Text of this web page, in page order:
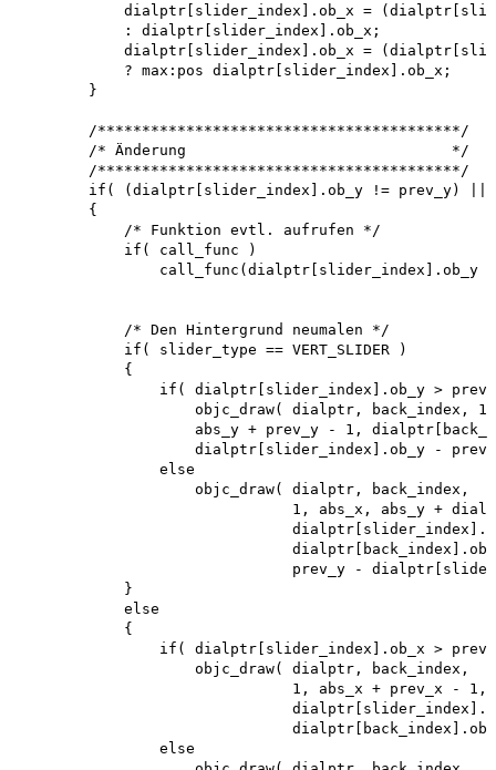
dialptr[slider_index].ob_x =
            : dialptr[slider_index].ob_x;
dialptr[slider_index].ob_x =
            ? max:pos dialptr[slider_index].ob_x;
        }
        /*****************************************/
        /* Änderung                              */
        /*****************************************/
if( (dialptr[slider_index].ob_y != prev_y)
        {
            /* Funktion evtl. aufrufen */
            if( call_func )
call_func(dialptr[slider_index].ob_y
            /* Den Hintergrund neumalen */
            if( slider_type == VERT_SLIDER )
            {
if( dialptr[slider_index].ob_y >
objc_draw( dialptr, back_index,
abs_y + prev_y - 1,
dialptr[slider_index].ob_y -
                else
                    objc_draw( dialptr, back_index,
1, abs_x, abs_y +
prev_y -
            }
            else
            {
if( dialptr[slider_index].ob_x >
                    objc_draw( dialptr, back_index,
1, abs_x + prev_x - 1,
                else